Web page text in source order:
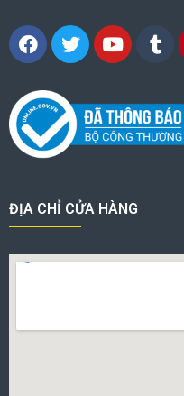
ĐỊA CHỈ CỬA HÀNG